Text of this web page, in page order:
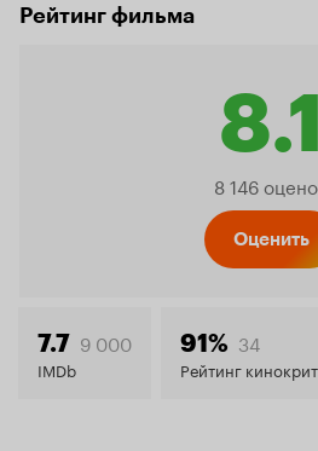
Рейтинг фильма
8.1
8 146
Оценить
7.7 9 000
IMDb
91% 34
Рейтинг